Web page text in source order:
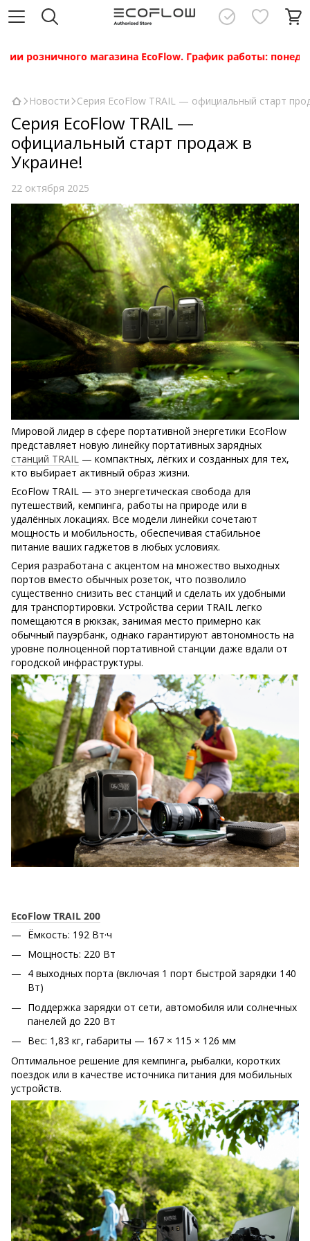
магазина EcoFlow. График работы:
Новости Серия EcoFlow TRAIL — официальный старт
Серия EcoFlow TRAIL —
официальный старт продаж в
Украине!
22 октября 2025
Мировой лидер в сфере портативной энергетики EcoFlow
представляет новую линейку портативных зарядных
станций TRAIL — компактных, лёгких и созданных для тех,
кто выбирает активный образ жизни.
EcoFlow TRAIL — это энергетическая свобода для
путешествий, кемпинга, работы на природе или в
удалённых локациях. Все модели линейки сочетают
мощность и мобильность, обеспечивая стабильное
питание ваших гаджетов в любых условиях.
Серия разработана с акцентом на множество выходных
портов вместо обычных розеток, что позволило
существенно снизить вес станций и сделать их удобными
для транспортировки. Устройства серии TRAIL легко
помещаются в рюкзак, занимая место примерно как
обычный пауэрбанк, однако гарантируют автономность на
уровне полноценной портативной станции даже вдали от
городской инфраструктуры.
EcoFlow TRAIL 200
Ёмкость: 192 Вт·ч
Мощность: 220 Вт
4 выходных порта (включая 1 порт быстрой зарядки 140
Вт)
Поддержка зарядки от сети, автомобиля или солнечных
панелей до 220 Вт
Вес: 1,83 кг, габариты — 167 × 115 × 126 мм
Оптимальное решение для кемпинга, рыбалки, коротких
поездок или в качестве источника питания для мобильных
устройств.